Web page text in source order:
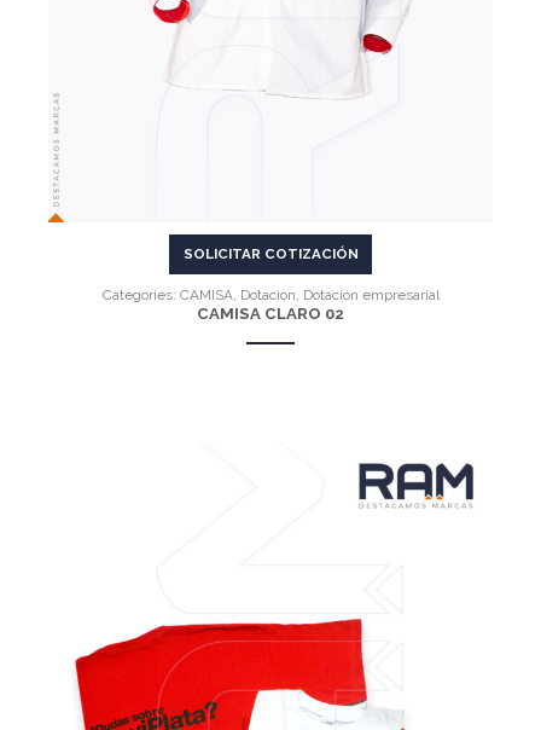
SOLICITAR COTIZACIÓN
Categories: CAMISA, Dotacion, Dotación empresarial
CAMISA CLARO 02